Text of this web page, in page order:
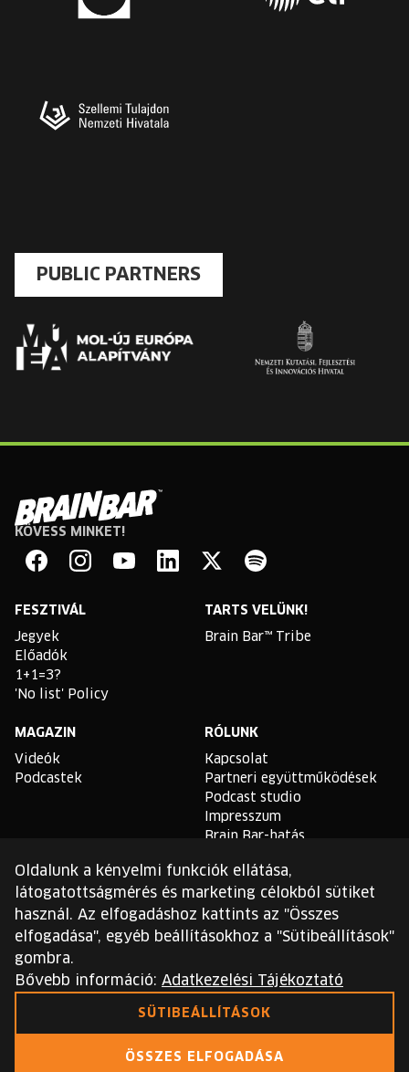
PUBLIC PARTNERS
Brain
Bar
KÖVESS MINKET!
FESZTIVÁL
Jegyek
Előadók
1+1=3?
'No list' Policy
TARTS VELÜNK!
Brain Bar™ Tribe
MAGAZIN
Videók
Podcastek
RÓLUNK
Kapcsolat
Partneri együttműködések
Podcast studio
Impresszum
Brain Bar-hatás
TLDR
Általános Szerződési
Feltételek
Sütikezelési Szabályzat
Adatvédelmi Szabályzat
Ezt a webhelyet a reCAPTCHA védi, és a Google
Oldalunk a kényelmi funkciók ellátása,
látogatottságmérés és marketing célokból sütiket
használ. Az elfogadáshoz kattints az "Összes
elfogadása", egyéb beállításokhoz a "Sütibeállítások"
gombra.
Bővebb információ: Adatkezelési Tájékoztató
SÜTIBEÁLLÍTÁSOK
ÖSSZES ELFOGADÁSA